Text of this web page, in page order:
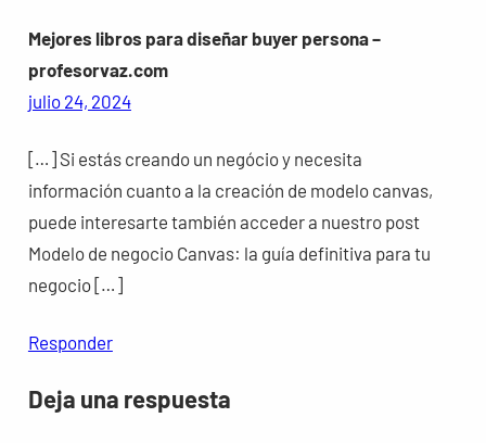
Mejores libros para diseñar buyer persona –
profesorvaz.com
julio 24, 2024
[…] Si estás creando un negócio y necesita
información cuanto a la creación de modelo canvas,
puede interesarte también acceder a nuestro post
Modelo de negocio Canvas: la guía definitiva para tu
negocio […]
Responder
Deja una respuesta